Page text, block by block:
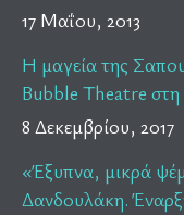
17 Μαΐου, 2013
Η μαγεία της
Bubble Theatre
8 Δεκεμβρίου, 2017
«Έξυπνα, μικρά
Δανδουλάκη.